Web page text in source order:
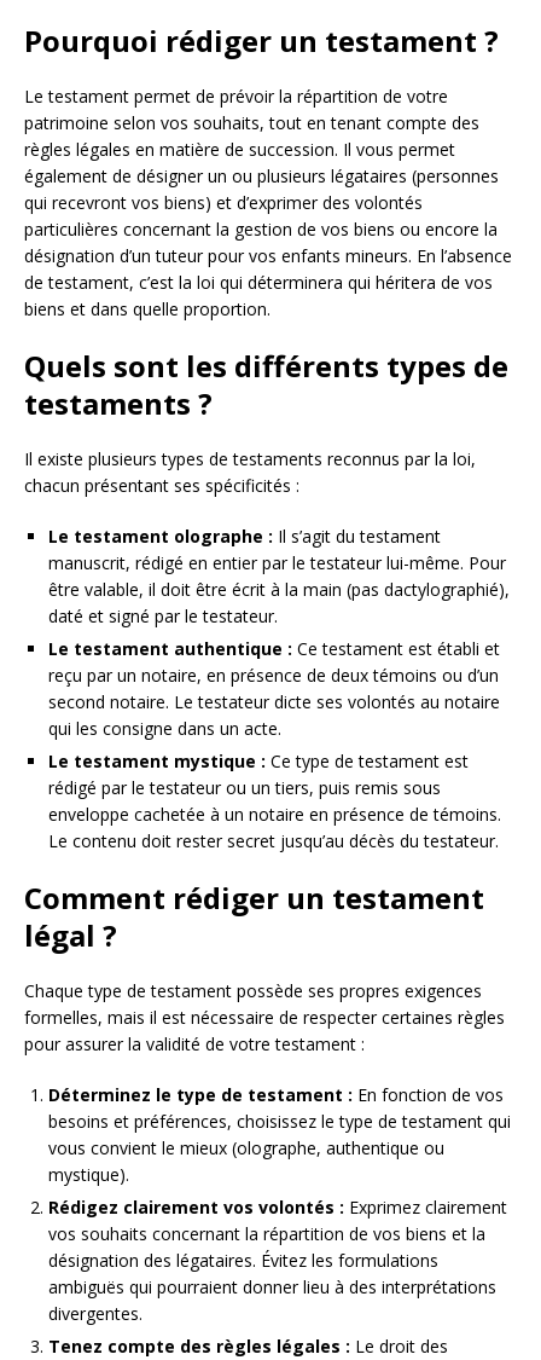
Pourquoi rédiger un testament ?
Le testament permet de prévoir la répartition de votre
patrimoine selon vos souhaits, tout en tenant compte des
règles légales en matière de succession. Il vous permet
également de désigner un ou plusieurs légataires (personnes
qui recevront vos biens) et d’exprimer des volontés
particulières concernant la gestion de vos biens ou encore la
désignation d’un tuteur pour vos enfants mineurs. En l’absence
de testament, c’est la loi qui déterminera qui héritera de vos
biens et dans quelle proportion.
Quels sont les différents types de
testaments ?
Il existe plusieurs types de testaments reconnus par la loi,
chacun présentant ses spécificités :
Le testament olographe : Il s’agit du testament
manuscrit, rédigé en entier par le testateur lui-même. Pour
être valable, il doit être écrit à la main (pas dactylographié),
daté et signé par le testateur.
Le testament authentique : Ce testament est établi et
reçu par un notaire, en présence de deux témoins ou d’un
second notaire. Le testateur dicte ses volontés au notaire
qui les consigne dans un acte.
Le testament mystique : Ce type de testament est
rédigé par le testateur ou un tiers, puis remis sous
enveloppe cachetée à un notaire en présence de témoins.
Le contenu doit rester secret jusqu’au décès du testateur.
Comment rédiger un testament
légal ?
Chaque type de testament possède ses propres exigences
formelles, mais il est nécessaire de respecter certaines règles
pour assurer la validité de votre testament :
Déterminez le type de testament : En fonction de vos
besoins et préférences, choisissez le type de testament qui
vous convient le mieux (olographe, authentique ou
mystique).
Rédigez clairement vos volontés : Exprimez clairement
vos souhaits concernant la répartition de vos biens et la
désignation des légataires. Évitez les formulations
ambiguës qui pourraient donner lieu à des interprétations
divergentes.
Tenez compte des règles légales : Le droit des